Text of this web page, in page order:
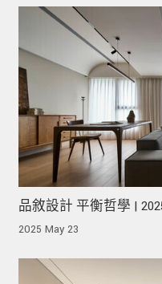
品敘設計 平衡哲學 |
獎！
2025 May 23